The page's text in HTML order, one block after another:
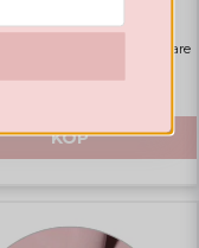
Bästsäljare
105,97 DKK
KÖP